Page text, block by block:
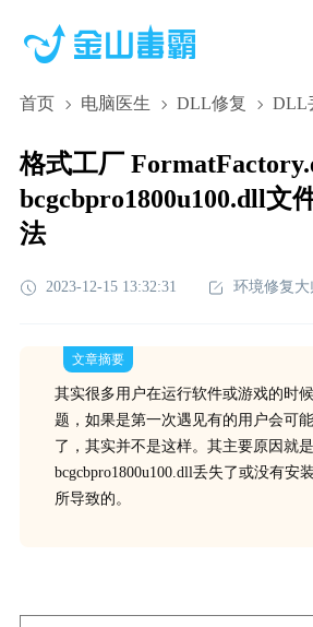
首页 电脑医生 DLL修复 DLL
格式工厂
bcgcbpro1800u100.dll文
法
2023-12-15 13:32:31 环境修复大
文章摘要
其实很多用户在运行软件或游戏的时
题，如果是第一次遇见有的用户会可
了，其实并不是这样。其主要原因就
bcgcbpro1800u100.dll丢失了或没有安
所导致的。